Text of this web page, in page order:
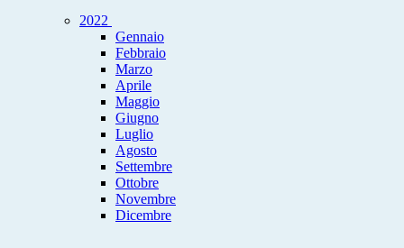
2022
Gennaio
Febbraio
Marzo
Aprile
Maggio
Giugno
Luglio
Agosto
Settembre
Ottobre
Novembre
Dicembre